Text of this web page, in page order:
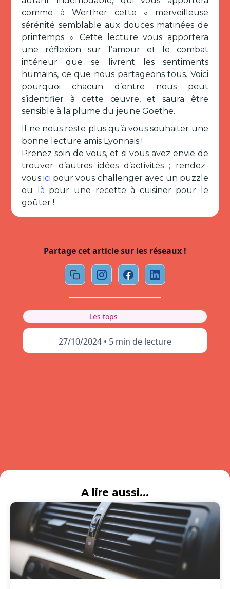
comme à Werther cette « merveilleuse
sérénité semblable aux douces matinées de
printemps ». Cette lecture vous apportera
une réflexion sur l’amour et le combat
intérieur que se livrent les sentiments
humains, ce que nous partageons tous. Voici
pourquoi chacun d’entre nous peut
s’identifier à cette œuvre, et saura être
sensible à la plume du jeune Goethe.
Il ne nous reste plus qu’à vous souhaiter une
bonne lecture amis Lyonnais !
Prenez soin de vous, et si vous avez envie de
trouver d’autres idées d’activités ; rendez-
vousici pour vous challenger avec un puzzle
ou
là pour une recette à cuisiner pour le
goûter !
Partage cet article sur les réseaux !
Les tops
27/10/2024 • 5 min de lecture
A lire aussi...